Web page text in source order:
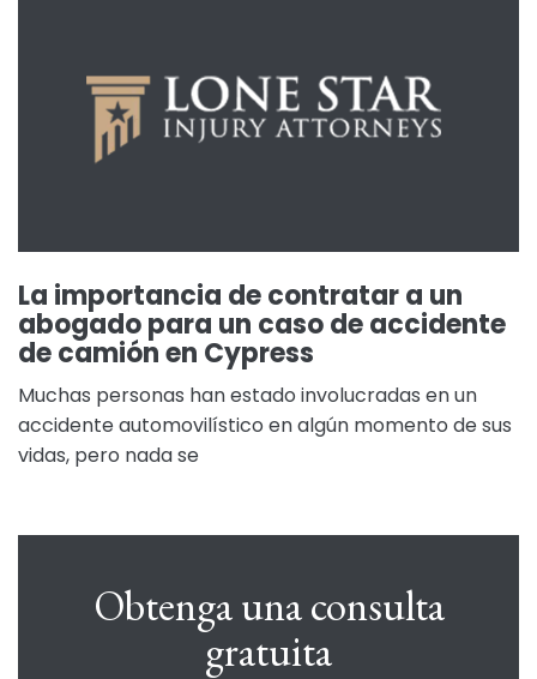
La importancia de contratar a un
abogado para un caso de accidente
de camión en Cypress
Muchas personas han estado involucradas en un
accidente automovilístico en algún momento de sus
vidas, pero nada se
Obtenga una consulta
gratuita